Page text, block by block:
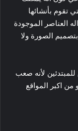
تقوم بأنشائها
العناصر الموجودة
الصورة ولا
لأنه صعب
اكبر المواقع